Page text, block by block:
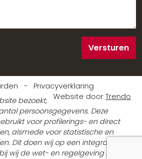
Versturen
-
Privacyverklaring
Website door Trendo
bezoekt,
persoonsgegevens. Deze
voor profilerings- en direct
alsmede voor statistische en
Dit doen wij op een integrale en
wij de wet- en regelgeving in acht